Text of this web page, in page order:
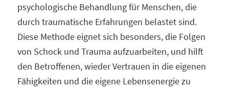
psychologische Behandlung für Menschen, die
durch traumatische Erfahrungen belastet sind.
Diese Methode eignet sich besonders, die Folgen
von Schock und Trauma aufzuarbeiten, und hilft
den Betroffenen, wieder Vertrauen in die eigenen
Fähigkeiten und die eigene Lebensenergie zu